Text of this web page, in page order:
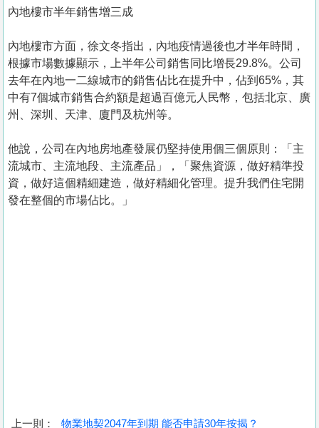
內地樓市半年銷售增三成
內地樓市方面，徐文冬指出，內地疫情過後也才半年時間，
根據市場數據顯示，上半年公司銷售同比增長29.8%。公司
去年在內地一二線城市的銷售佔比在提升中，佔到65%，其
中有7個城市銷售合約額是超過百億元人民幣，包括北京、廣
州、深圳、天津、廈門及杭州等。
他說，公司在內地房地產發展仍堅持使用個三個原則：「主
流城市、主流地段、主流產品」，「聚焦資源，做好精準投
資，做好這個精細建造，做好精細化管理。提升我們住宅開
發在整個的市場佔比。」
上一則： 物業地契2047年到期 能否申請30年按揭？